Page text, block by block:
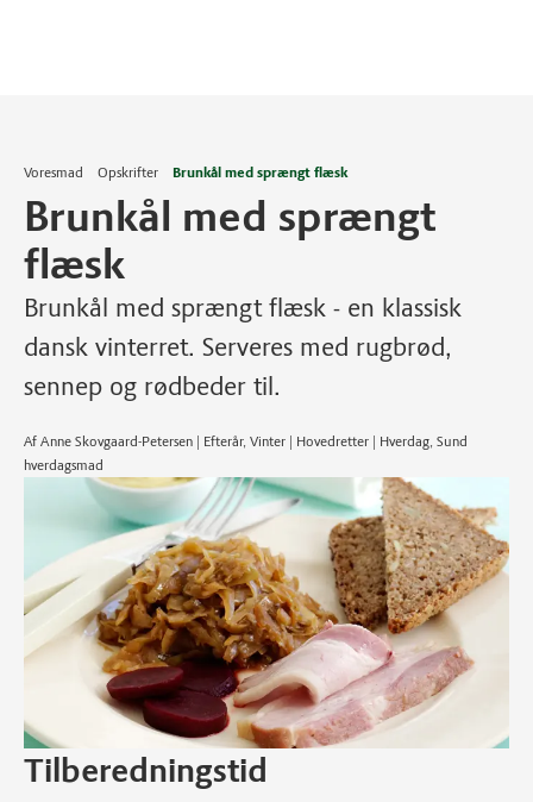
Voresmad Opskrifter Brunkål med sprængt flæsk
Brunkål med sprængt
flæsk
Brunkål med sprængt flæsk - en klassisk
dansk vinterret. Serveres med rugbrød,
sennep og rødbeder til.
Af Anne Skovgaard-Petersen | Efterår, Vinter | Hovedretter | Hverdag, Sund
hverdagsmad
Tilberedningstid